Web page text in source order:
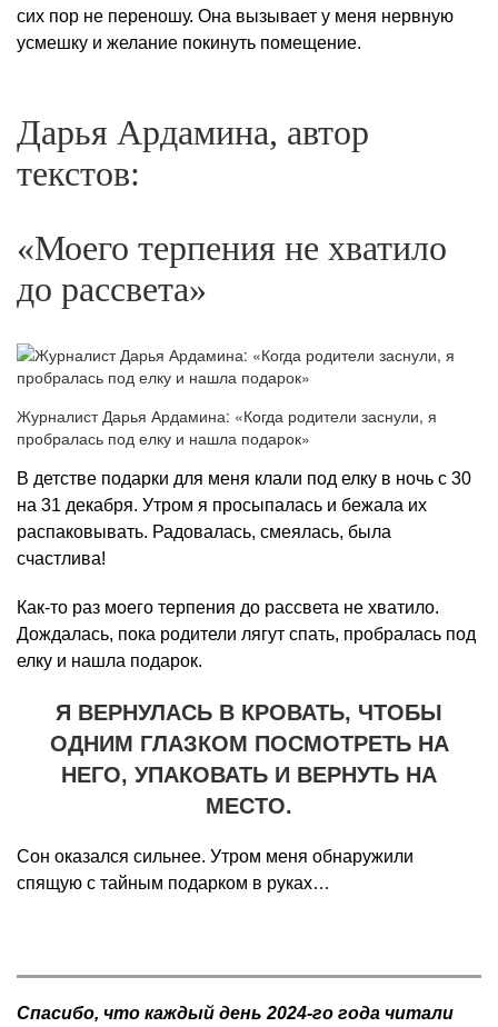
сих пор не переношу. Она вызывает у меня нервную
усмешку и желание покинуть помещение.
Дарья Ардамина, автор
текстов:
«Моего терпения не хватило
до рассвета»
Журналист Дарья Ардамина: «Когда родители заснули, я
пробралась под елку и нашла подарок»
В детстве подарки для меня клали под елку в ночь с 30
на 31 декабря. Утром я просыпалась и бежала их
распаковывать. Радовалась, смеялась, была
счастлива!
Как-то раз моего терпения до рассвета не хватило.
Дождалась, пока родители лягут спать, пробралась под
елку и нашла подарок.
Я ВЕРНУЛАСЬ В КРОВАТЬ, ЧТОБЫ
ОДНИМ ГЛАЗКОМ ПОСМОТРЕТЬ НА
НЕГО, УПАКОВАТЬ И ВЕРНУТЬ НА
МЕСТО.
Сон оказался сильнее. Утром меня обнаружили
спящую с тайным подарком в руках…
Спасибо, что каждый день 2024-го года читали